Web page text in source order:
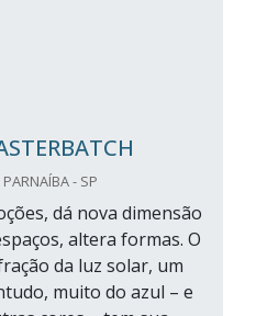
- SP
dá nova dimensão
altera formas. O
da luz solar, um
muito do azul – e